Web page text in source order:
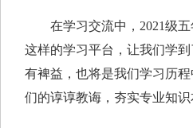
在学习交流中，2021级五
这样的学习平台，让我们学
有裨益，也将是我们学习历
们的谆谆教诲，夯实专业知